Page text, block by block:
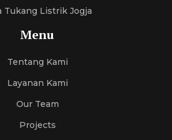
Tukang Listrik Jogja
Menu
Tentang Kami
Layanan Kami
Our Team
Projects